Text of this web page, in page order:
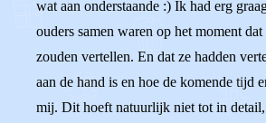
wat aan onderstaande :) Ik had erg
ouders samen waren op het moment
zouden vertellen. En dat ze hadden
aan de hand is en hoe de komende tijd
mij. Dit hoeft natuurlijk niet tot in